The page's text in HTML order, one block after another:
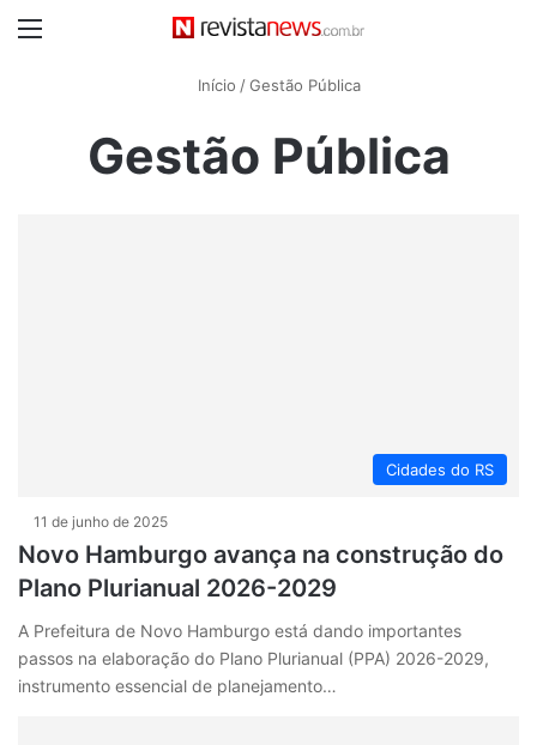
Início / Gestão Pública
Gestão Pública
Cidades do RS
11 de junho de 2025
Novo Hamburgo avança na construção do
Plano Plurianual 2026-2029
A Prefeitura de Novo Hamburgo está dando importantes
passos na elaboração do Plano Plurianual (PPA) 2026-2029,
instrumento essencial de planejamento…